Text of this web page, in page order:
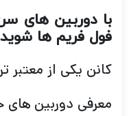
فول فریم ها
کانن یکی از معتبر
معرفی دوربین های